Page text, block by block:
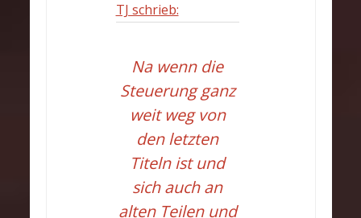
TJ schrieb:
Na wenn die
Steuerung ganz
weit weg von
den letzten
Titeln ist und
sich auch an
alten Teilen und